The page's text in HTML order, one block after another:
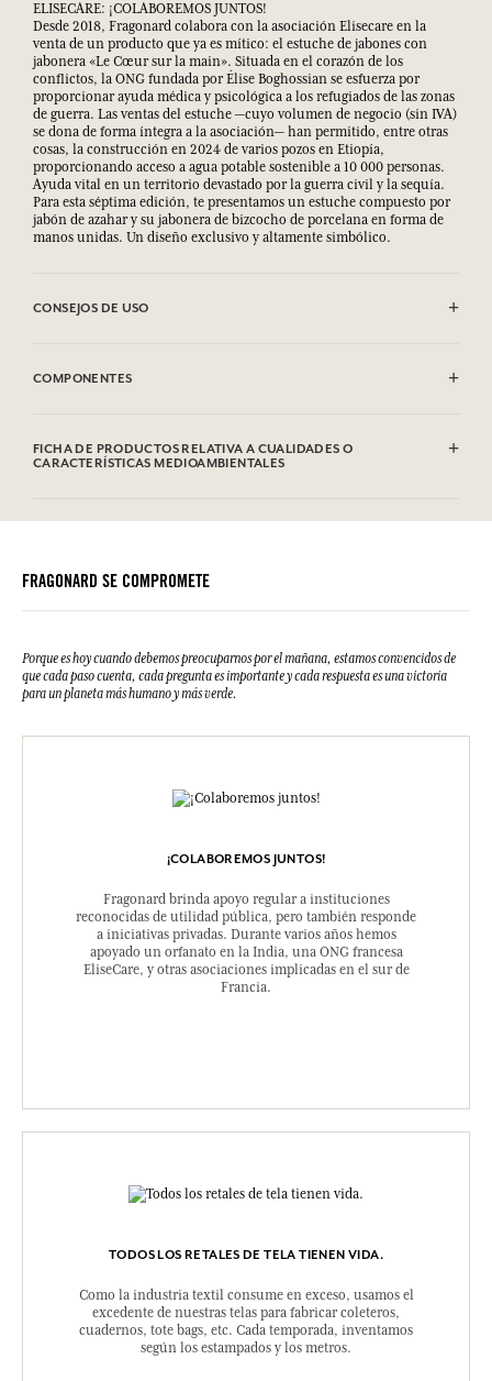
ELISECARE: ¡COLABOREMOS JUNTOS!
Desde 2018, Fragonard colabora con la asociación Elisecare en la
venta de un producto que ya es mítico: el estuche de jabones con
jabonera «Le Cœur sur la main». Situada en el corazón de los
conflictos, la ONG fundada por Élise Boghossian se esfuerza por
proporcionar ayuda médica y psicológica a los refugiados de las zonas
de guerra. Las ventas del estuche —cuyo volumen de negocio (sin IVA)
se dona de forma íntegra a la asociación— han permitido, entre otras
cosas, la construcción en 2024 de varios pozos en Etiopía,
proporcionando acceso a agua potable sostenible a 10 000 personas.
Ayuda vital en un territorio devastado por la guerra civil y la sequía.
Para esta séptima edición, te presentamos un estuche compuesto por
jabón de azahar y su jabonera de bizcocho de porcelana en forma de
manos unidas. Un diseño exclusivo y altamente simbólico.
CONSEJOS DE USO
aclarar con abundante agua.
COMPONENTES
(Fragrance), Palm Kernel Acid, Argania Spinosa Kernel Oil, Glycerin,
Sodium Chloride, Tetrasodium Etidronate, Geraniol, Limonene,
FICHA DE PRODUCTOS RELATIVA A CUALIDADES O
CARACTERÍSTICAS MEDIOAMBIENTALES
Envase reciclable
FRAGONARD SE COMPROMETE
Porque es hoy cuando debemos preocuparnos por el mañana, estamos convencidos de
que cada paso cuenta, cada pregunta es importante y cada respuesta es una victoria
para un planeta más humano y más verde.
¡COLABOREMOS JUNTOS!
Fragonard brinda apoyo regular a instituciones
reconocidas de utilidad pública, pero también responde
a iniciativas privadas. Durante varios años hemos
apoyado un orfanato en la India, una ONG francesa
EliseCare, y otras asociaciones implicadas en el sur de
Francia.
TODOS LOS RETALES DE TELA TIENEN VIDA.
Como la industria textil consume en exceso, usamos el
excedente de nuestras telas para fabricar coleteros,
cuadernos, tote bags, etc. Cada temporada, inventamos
según los estampados y los metros.